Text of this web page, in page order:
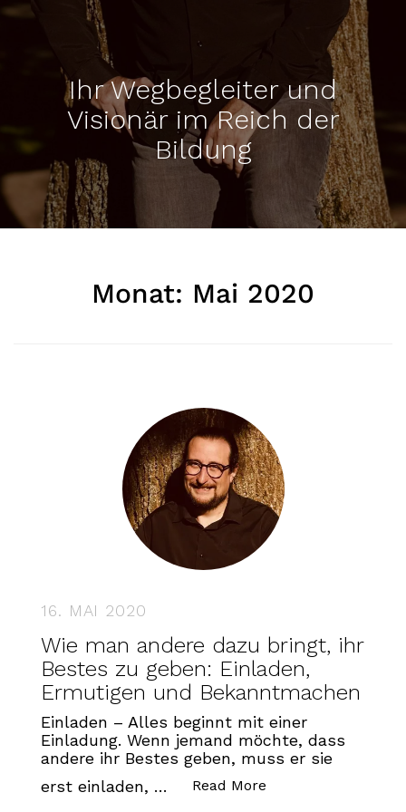
Ihr Wegbegleiter und
Visionär im Reich der
Bildung
Monat: Mai 2020
16. MAI 2020
Wie man andere dazu bringt, ihr
Bestes zu geben: Einladen,
Ermutigen und Bekanntmachen
Einladen – Alles beginnt mit einer
Einladung. Wenn jemand möchte, dass
andere ihr Bestes geben, muss er sie
erst einladen, …
Read More